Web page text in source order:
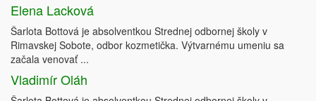
Elena Lacková
Šarlota Bottová je absolventkou Strednej odbornej školy v
Rimavskej Sobote, odbor kozmetička. Výtvarnému umeniu sa
začala venovať ...
Vladimír Oláh